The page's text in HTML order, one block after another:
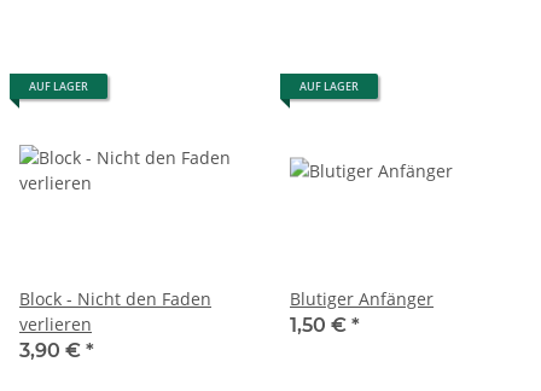
AUF LAGER
Block - Nicht den Faden
verlieren
3,90 € *
AUF LAGER
Blutiger Anfänger
1,50 € *